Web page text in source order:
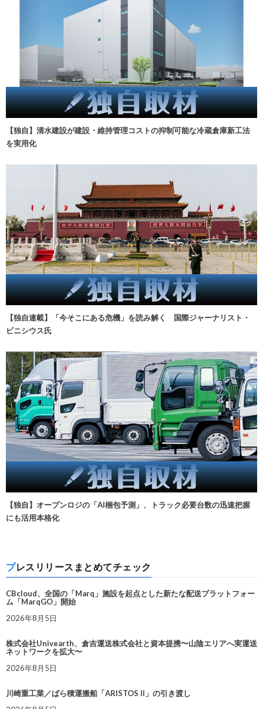
【独自】清水建設が建設・維持管理コストの抑制可能な冷蔵倉庫新工法
を実用化
【独自連載】「今そこにある危機」を読み解く 国際ジャーナリスト・
ビニシウス氏
【独自】オープンロジの「AI梱包予測」、トラック必要台数の迅速把握
にも活用本格化
プレスリリースまとめてチェック
CBcloud、全国の「Marq」施設を起点とした新たな配送プラットフォー
ム「MarqGO」開始
2026年8月5日
株式会社Univearth、倉吉運送株式会社と資本提携〜山陰エリアへ実運送
ネットワークを拡大〜
2026年8月5日
川崎重工業／ばら積運搬船「ARISTOS II」の引き渡し